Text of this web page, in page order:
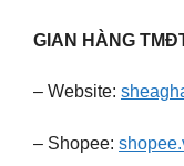
GIAN HÀNG
– Website:
– Shopee: